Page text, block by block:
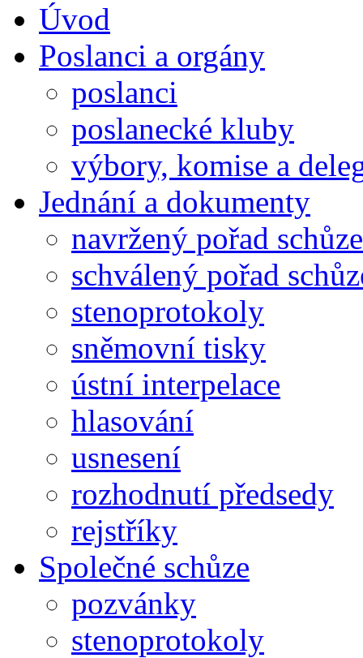
Úvod
Poslanci a orgány
poslanci
poslanecké kluby
výbory, komise a
Jednání a dokumenty
navržený pořad schůze
schválený pořad
stenoprotokoly
sněmovní tisky
ústní interpelace
hlasování
usnesení
rozhodnutí předsedy
rejstříky
Společné schůze
pozvánky
stenoprotokoly